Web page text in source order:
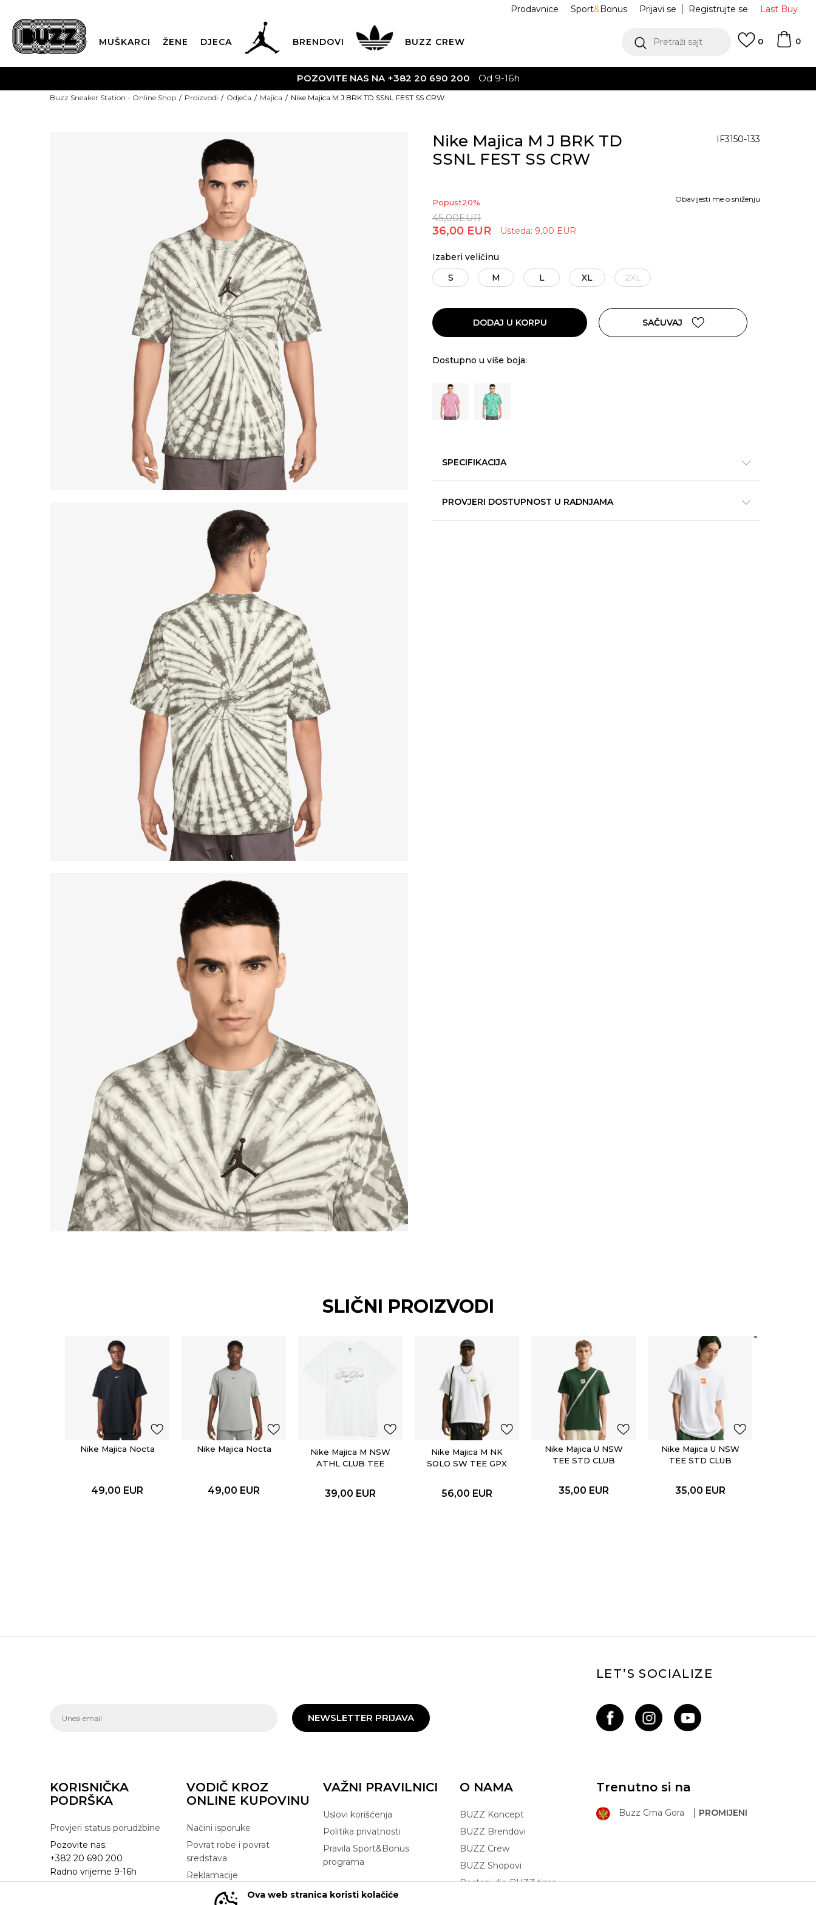
Last Buy
Prijavi se Registrujte se
Prodavnice Sport&Bonus
MUŠKARCI ŽENE DJECA BRENDOVI BUZZ CREW Pretraži sajt 0
0
POZOVITE NAS NA +382 20 690 200 Od 9-16h
Buzz Sneaker Station - Online Shop Proizvodi Odjeća Majica Nike Majica M J BRK TD SSNL FEST SS CRW
Nike Majica M J BRK TD
SSNL FEST SS CRW
IF3150-133
Popust20%
45,00EUR
36,00 EUR Ušteda: 9,00 EUR
Obavijesti me o sniženju
Izaberi veličinu
S
M L XL 2XL
DODAJ U KORPU SAČUVAJ
Dostupno u više boja:
SPECIFIKACIJA
PROVJERI DOSTUPNOST U RADNJAMA
SLIČNI PROIZVODI
Nike Majica Nocta
49,00 EUR
Nike Majica Nocta
49,00 EUR
Nike Majica M NSW
ATHL CLUB TEE
39,00 EUR
Nike Majica M NK
SOLO SW TEE GPX
56,00 EUR
Nike Majica U NSW
TEE STD CLUB
35,00 EUR
Nike Majica U NSW
TEE STD CLUB
35,00 EUR
NEWSLETTER PRIJAVA
LET’S SOCIALIZE
KORISNIČKA
PODRŠKA
Provjeri status porudžbine
Pozovite nas:
+382 20 690 200
Radno vrijeme 9-16h
online@buzzsneakers.me
VODIČ KROZ
ONLINE KUPOVINU
Načini isporuke
Povrat robe i povrat
sredstava
Reklamacije
Zamjena artikla
VAŽNI PRAVILNICI
Uslovi korišćenja
Politika privatnosti
Pravila Sport&Bonus
programa
O NAMA
BUZZ Koncept
BUZZ Brendovi
BUZZ Crew
BUZZ Shopovi
Postani dio BUZZ tima
Trenutno si na
Buzz Crna Gora PROMIJENI
Ova web stranica koristi kolačiće